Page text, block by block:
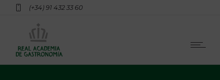
(+34) 91 432 33 60